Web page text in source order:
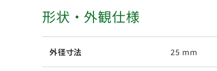
形状・外観仕様
外径寸法 25 mm